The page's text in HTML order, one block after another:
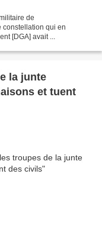
de
constellation qui en
[DGA] avait ...
la junte
et tuent